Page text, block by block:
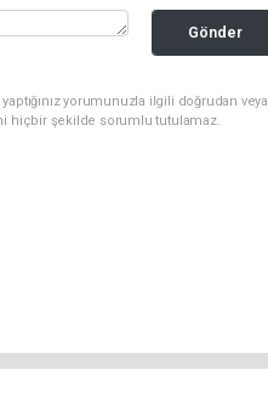
Gönder
yorumunuzla ilgili doğrudan veya
hiçbir şekilde sorumlu tutulamaz.